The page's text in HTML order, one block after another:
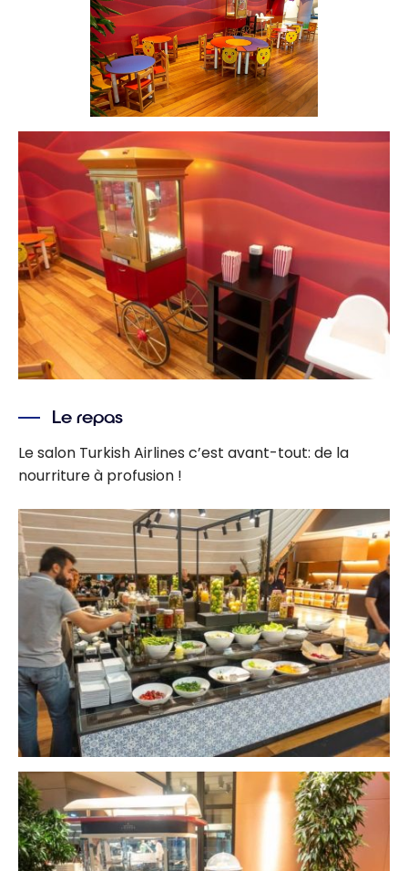
Le repas
Le salon Turkish Airlines c’est avant-tout: de la
nourriture à profusion !